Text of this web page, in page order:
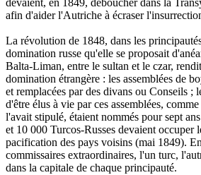
devaient, en 1849, déboucher dans la
afin d'aider l'Autriche à écraser
La révolution de 1848, dans les
domination russe qu'elle se proposait
Balta-Liman, entre le sultan et le czar,
domination étrangère : les assemblées de
et remplacées par des divans ou Conseils ;
d'être élus à vie par ces assemblées,
l'avait stipulé, étaient nommés pour sept
et 10 000 Turcos-Russes devaient occuper
pacification des pays voisins (mai 1849).
commissaires extraordinaires, l'un turc,
dans la capitale de chaque principauté.